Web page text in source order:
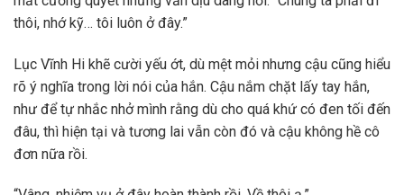
thôi, nhớ kỹ… tôi luôn ở đây.”
Lục Vĩnh Hi khẽ cười yếu ớt, dù mệt mỏi nhưng cậu cũng hiểu
rõ ý nghĩa trong lời nói của hắn. Cậu nắm chặt lấy tay hắn,
như để tự nhắc nhở mình rằng dù cho quá khứ có đen tối đến
đâu, thì hiện tại và tương lai vẫn còn đó và cậu không hề cô
đơn nữa rồi.